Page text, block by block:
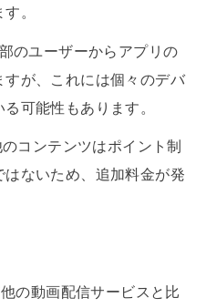
。
のユーザーからアプリの
が、これには個々のデバ
可能性もあります。
のコンテンツはポイント制
ないため、追加料金が発
の動画配信サービスと比